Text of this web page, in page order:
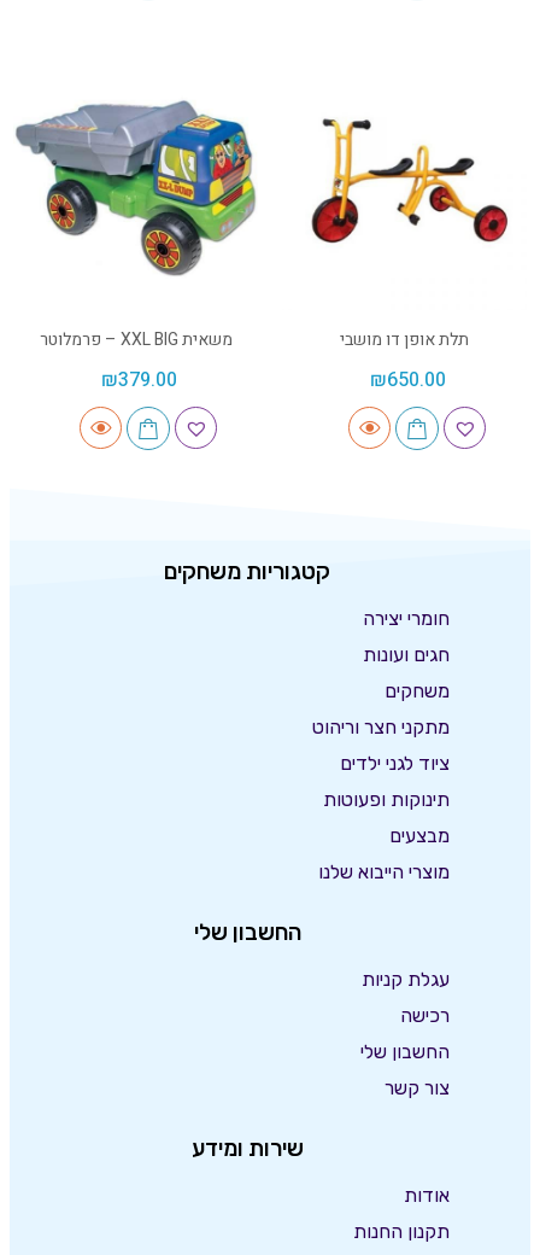
תלת אופן דו מושבי
₪650.00
משאית XXL BIG – פרמלוטר
₪379.00
קטגוריות משחקים
חומרי יצירה
חגים ועונות
משחקים
מתקני חצר וריהוט
ציוד לגני ילדים
תינוקות ופעוטות
מבצעים
מוצרי הייבוא שלנו
החשבון שלי
עגלת קניות
רכישה
החשבון שלי
צור קשר
שירות ומידע
אודות
תקנון החנות